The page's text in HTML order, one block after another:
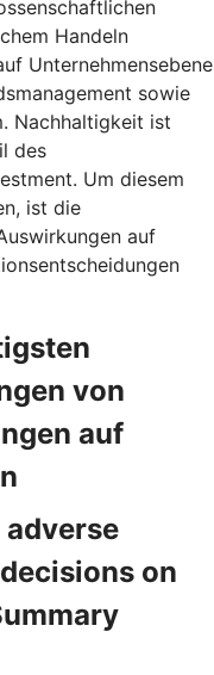
Handeln
Unternehmensebene
sowie
Nachhaltigkeit ist
des
Um diesem
ist die
auf
von
auf
on